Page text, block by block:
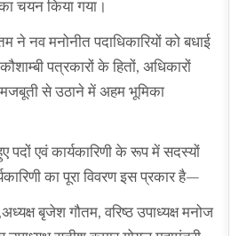
चयन किया गया।
ने नव मनोनीत पदाधिकारियों को बधाई
पत्रकारों के हितों, अधिकारों
से उठाने में अहम भूमिका
एवं कार्यकारिणी के रूप में सदस्यों
का पूरा विवरण इस प्रकार है—
बृजेश गौतम, वरिष्ठ उपाध्यक्ष मनोज